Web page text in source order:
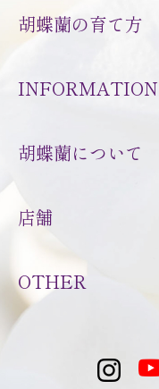
胡蝶蘭の育て方
INFORMATION
胡蝶蘭について
店舗
OTHER